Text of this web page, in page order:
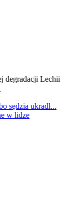
degradacji Lechii
sędzia ukradł...
w lidze